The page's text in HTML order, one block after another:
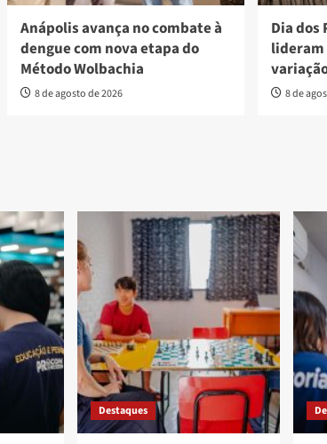
Anápolis avança no combate à
dengue com nova etapa do
Método Wolbachia
8 de agosto de 2026
Dia dos
8 de
Destaques